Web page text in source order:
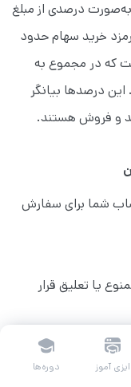
درصدی از مبلغ
خرید سهام حدود
و کارمزد فروش حدود ۰.۰۰۸۸ است که در مجموع به
این درصدها بیانگر
و فروش هستند.
شما برای سفارش
یا تعلیق قرار
ایزی آموز دوره‌ها